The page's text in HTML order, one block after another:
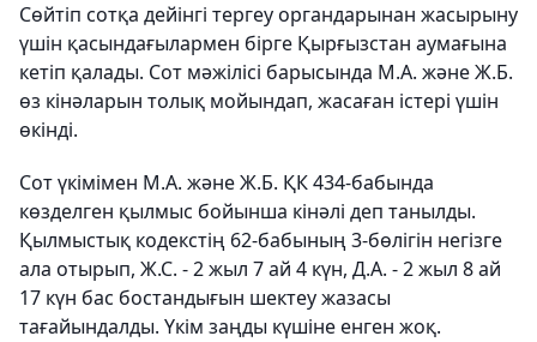
Сөйтіп сотқа дейінгі тергеу органдарынан жасырыну
үшін қасындағылармен бірге Қырғызстан аумағына
кетіп қалады. Сот мәжілісі барысында М.А. және Ж.Б.
өз кінәларын толық мойындап, жасаған істері үшін
өкінді.
Сот үкімімен М.А. және Ж.Б. ҚК 434-бабында
көзделген қылмыс бойынша кінәлі деп танылды.
Қылмыстық кодекстің 62-бабының 3-бөлігін негізге
ала отырып, Ж.С. - 2 жыл 7 ай 4 күн, Д.А. - 2 жыл 8 ай
17 күн бас бостандығын шектеу жазасы
тағайындалды. Үкім заңды күшіне енген жоқ.